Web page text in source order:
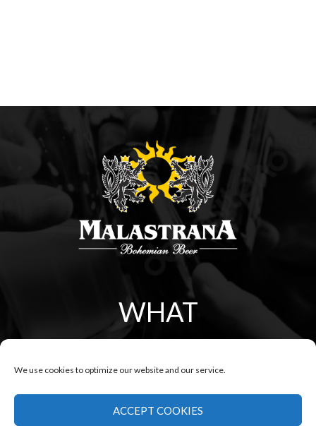
We use cookies to optimize our website and our service.
ACCEPT COOKIES
WHAT
YOU?